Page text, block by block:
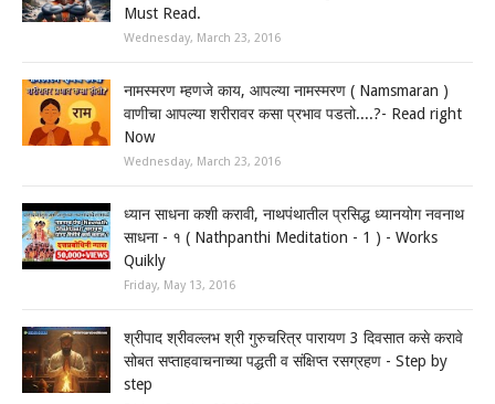
Must Read.
Wednesday, March 23, 2016
नामस्मरण म्हणजे काय, आपल्या नामस्मरण ( Namsmaran )
वाणीचा आपल्या शरीरावर कसा प्रभाव पडतो....?- Read right
Now
Wednesday, March 23, 2016
ध्यान साधना कशी करावी, नाथपंथातील प्रसिद्ध ध्यानयोग नवनाथ
साधना - १ ( Nathpanthi Meditation - 1 ) - Works
Quikly
Friday, May 13, 2016
श्रीपाद श्रीवल्लभ श्री गुरुचरित्र पारायण 3 दिवसात कसे करावे
सोबत सप्ताहवाचनाच्या पद्धती व संक्षिप्त रसग्रहण - Step by
step